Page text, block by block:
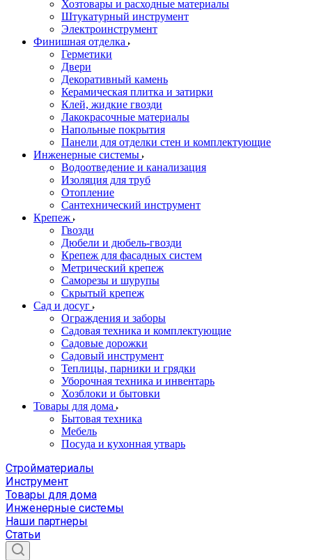
Хозтовары и расходные материалы
Штукатурный инструмент
Электроинструмент
Финишная отделка
Герметики
Двери
Декоративный камень
Керамическая плитка и затирки
Клей, жидкие гвозди
Лакокрасочные материалы
Напольные покрытия
Панели для отделки стен и комплектующие
Инженерные системы
Водоотведение и канализация
Изоляция для труб
Отопление
Сантехнический инструмент
Крепеж
Гвозди
Дюбели и дюбель-гвозди
Крепеж для фасадных систем
Метрический крепеж
Саморезы и шурупы
Скрытый крепеж
Сад и досуг
Ограждения и заборы
Садовая техника и комплектующие
Садовые дорожки
Садовый инструмент
Теплицы, парники и грядки
Уборочная техника и инвентарь
Хозблоки и бытовки
Товары для дома
Бытовая техника
Мебель
Посуда и кухонная утварь
Стройматериалы
Инструмент
Товары для дома
Инженерные системы
Наши партнеры
Статьи